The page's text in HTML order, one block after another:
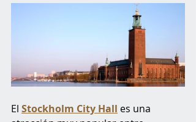
El Stockholm City Hall es una